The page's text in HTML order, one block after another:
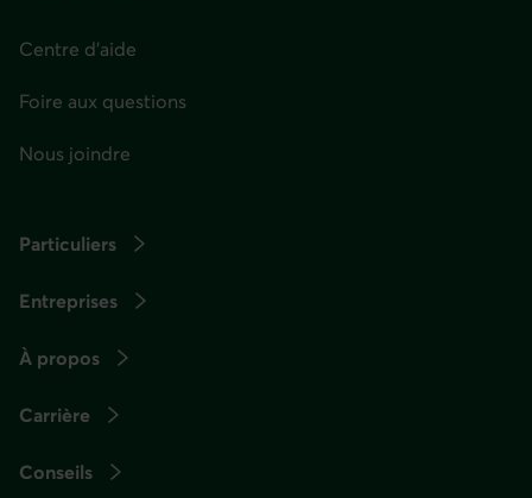
Centre d'aide
Foire aux questions
Nous joindre
Particuliers
Entreprises
À propos
Carrière
Conseils